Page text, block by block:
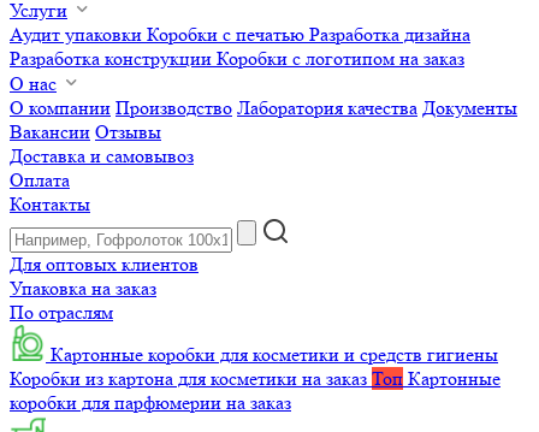
Услуги
Аудит упаковки Коробки с печатью Разработка дизайна
Разработка конструкции Коробки с логотипом на заказ
О нас
О компании Производство Лаборатория качества Документы
Вакансии Отзывы
Доставка и самовывоз
Оплата
Контакты
Для оптовых клиентов
Упаковка на заказ
По отраслям
Картонные коробки для косметики и средств гигиены
Коробки из картона для косметики на заказ Топ Картонные
коробки для парфюмерии на заказ